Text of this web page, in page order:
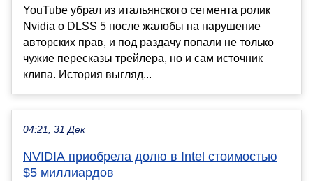
YouTube убрал из итальянского сегмента ролик
Nvidia о DLSS 5 после жалобы на нарушение
авторских прав, и под раздачу попали не только
чужие пересказы трейлера, но и сам источник
клипа. История выгляд...
04:21, 31 Дек
NVIDIA приобрела долю в Intel стоимостью
$5 миллиардов